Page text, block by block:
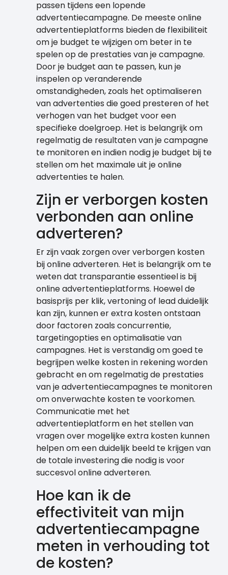
passen tijdens een lopende
advertentiecampagne. De meeste online
advertentieplatforms bieden de flexibiliteit
om je budget te wijzigen om beter in te
spelen op de prestaties van je campagne.
Door je budget aan te passen, kun je
inspelen op veranderende
omstandigheden, zoals het optimaliseren
van advertenties die goed presteren of het
verhogen van het budget voor een
specifieke doelgroep. Het is belangrijk om
regelmatig de resultaten van je campagne
te monitoren en indien nodig je budget bij te
stellen om het maximale uit je online
advertenties te halen.
Zijn er verborgen kosten
verbonden aan online
adverteren?
Er zijn vaak zorgen over verborgen kosten
bij online adverteren. Het is belangrijk om te
weten dat transparantie essentieel is bij
online advertentieplatforms. Hoewel de
basisprijs per klik, vertoning of lead duidelijk
kan zijn, kunnen er extra kosten ontstaan
door factoren zoals concurrentie,
targetingopties en optimalisatie van
campagnes. Het is verstandig om goed te
begrijpen welke kosten in rekening worden
gebracht en om regelmatig de prestaties
van je advertentiecampagnes te monitoren
om onverwachte kosten te voorkomen.
Communicatie met het
advertentieplatform en het stellen van
vragen over mogelijke extra kosten kunnen
helpen om een duidelijk beeld te krijgen van
de totale investering die nodig is voor
succesvol online adverteren.
Hoe kan ik de
effectiviteit van mijn
advertentiecampagne
meten in verhouding tot
de kosten?